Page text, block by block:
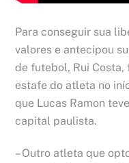
Para conseguir sua
valores e antecipou
de futebol, Rui
estafe do atleta no
que Lucas Ramon
capital paulista.
– Outro atleta que